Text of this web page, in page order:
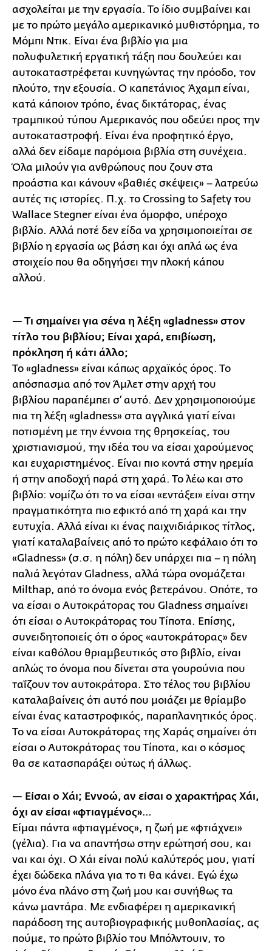
ασχολείται με την εργασία. Το ίδιο συμβαίνει και
με το πρώτο μεγάλο αμερικανικό μυθιστόρημα, το
Μόμπι Ντικ. Είναι ένα βιβλίο για μια
πολυφυλετική εργατική τάξη που δουλεύει και
αυτοκαταστρέφεται κυνηγώντας την πρόοδο, τον
πλούτο, την εξουσία. Ο καπετάνιος Άχαμπ είναι,
κατά κάποιον τρόπο, ένας δικτάτορας, ένας
τραμπικού τύπου Αμερικανός που οδεύει προς την
αυτοκαταστροφή. Είναι ένα προφητικό έργο,
αλλά δεν είδαμε παρόμοια βιβλία στη συνέχεια.
Όλα μιλούν για ανθρώπους που ζουν στα
προάστια και κάνουν «βαθιές σκέψεις» – λατρεύω
αυτές τις ιστορίες. Π.χ. το Crossing to Safety του
Wallace Stegner είναι ένα όμορφο, υπέροχο
βιβλίο. Αλλά ποτέ δεν είδα να χρησιμοποιείται σε
βιβλίο η εργασία ως βάση και όχι απλά ως ένα
στοιχείο που θα οδηγήσει την πλοκή κάπου
αλλού.
— Τι σημαίνει για σένα η λέξη «gladness» στον
τίτλο του βιβλίου; Είναι χαρά, επιβίωση,
πρόκληση ή κάτι άλλο;
Το «gladness» είναι κάπως αρχαϊκός όρος. Το
απόσπασμα από τον Άμλετ στην αρχή του
βιβλίου παραπέμπει σ’ αυτό. Δεν χρησιμοποιούμε
πια τη λέξη «gladness» στα αγγλικά γιατί είναι
ποτισμένη με την έννοια της θρησκείας, του
χριστιανισμού, την ιδέα του να είσαι χαρούμενος
και ευχαριστημένος. Είναι πιο κοντά στην ηρεμία
ή στην αποδοχή παρά στη χαρά. Το λέω και στο
βιβλίο: νομίζω ότι το να είσαι «εντάξει» είναι στην
πραγματικότητα πιο εφικτό από τη χαρά και την
ευτυχία. Αλλά είναι κι ένας παιχνιδιάρικος τίτλος,
γιατί καταλαβαίνεις από το πρώτο κεφάλαιο ότι το
«Gladness» (σ.σ. η πόλη) δεν υπάρχει πια – η πόλη
παλιά λεγόταν Gladness, αλλά τώρα ονομάζεται
Milthap, από το όνομα ενός βετεράνου. Οπότε, το
να είσαι ο Αυτοκράτορας του Gladness σημαίνει
ότι είσαι ο Αυτοκράτορας του Τίποτα. Επίσης,
συνειδητοποιείς ότι ο όρος «αυτοκράτορας» δεν
είναι καθόλου θριαμβευτικός στο βιβλίο, είναι
απλώς το όνομα που δίνεται στα γουρούνια που
ταΐζουν τον αυτοκράτορα. Στο τέλος του βιβλίου
καταλαβαίνεις ότι αυτό που μοιάζει με θρίαμβο
είναι ένας καταστροφικός, παραπλανητικός όρος.
Το να είσαι Αυτοκράτορας της Χαράς σημαίνει ότι
είσαι ο Αυτοκράτορας του Τίποτα, και ο κόσμος
θα σε κατασπαράξει ούτως ή άλλως.
— Είσαι ο Χάι; Εννοώ, αν είσαι ο χαρακτήρας Χάι,
όχι αν είσαι «φτιαγμένος»…
Είμαι πάντα «φτιαγμένος», η ζωή με «φτιάχνει»
(γέλια). Για να απαντήσω στην ερώτησή σου, και
ναι και όχι. Ο Χάι είναι πολύ καλύτερός μου, γιατί
έχει δώδεκα πλάνα για το τι θα κάνει. Εγώ έχω
μόνο ένα πλάνο στη ζωή μου και συνήθως τα
κάνω μαντάρα. Με ενδιαφέρει η αμερικανική
παράδοση της αυτοβιογραφικής μυθοπλασίας, ας
πούμε, το πρώτο βιβλίο του Μπόλντουιν, το